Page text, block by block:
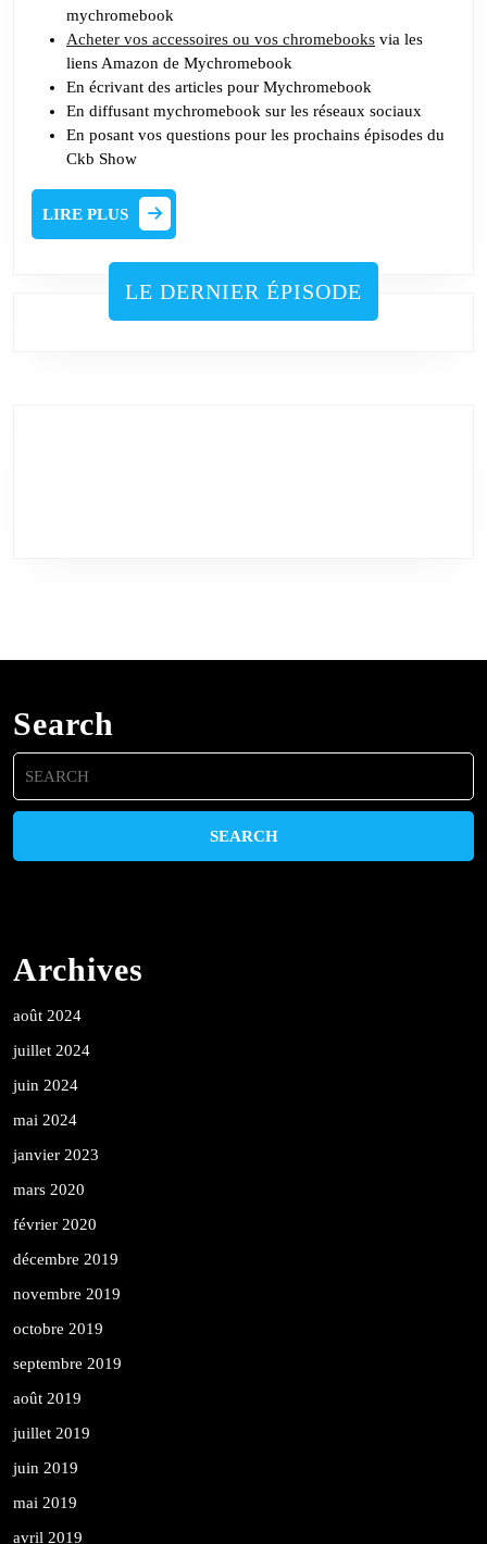
mychromebook
Acheter vos accessoires ou vos chromebooks via les
liens Amazon de Mychromebook
En écrivant des articles pour Mychromebook
En diffusant mychromebook sur les réseaux sociaux
En posant vos questions pour les prochains épisodes du
Ckb Show
LIRE PLUS
PLUS
LE DERNIER ÉPISODE
Search
Search
for:
Archives
août 2024
juillet 2024
juin 2024
mai 2024
janvier 2023
mars 2020
février 2020
décembre 2019
novembre 2019
octobre 2019
septembre 2019
août 2019
juillet 2019
juin 2019
mai 2019
avril 2019